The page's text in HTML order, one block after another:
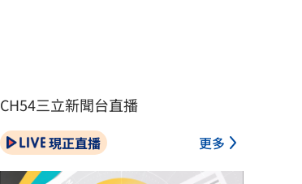
CH54三立新聞台直播
現正直播 更多